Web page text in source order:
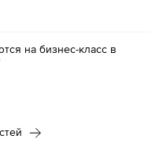
на бизнес-класс в